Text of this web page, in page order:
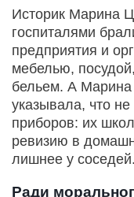
Историк Марина
госпиталями
предприятия и
мебелью,
бельем. А Марина
указывала, что
приборов: их
ревизию в
лишнее у соседей.
Ради